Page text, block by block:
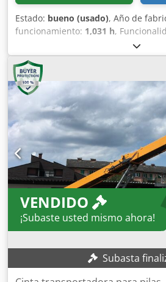
Estado: bueno (usado), Año de
funcionamiento: 1,031 h,
18,999 kg
mm Longitud de banda: 30.500 mm
posición de trabajo: 28.219 x 2.489 x
Altura de descarga a 22° de
Fabricante del motor: Cat C2.8 Peso
Dimensiones de transporte: 16.078 x
A x Al) Potencia del motor: 55 kW
procesamiento: aprox. 700 t/h
VENDIDO
¡Subaste usted mismo ahora!
Subasta